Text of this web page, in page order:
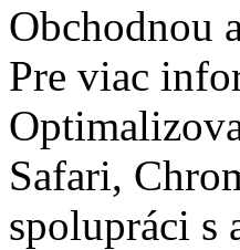
Obchodnou
Pre viac
Safari,
spolupráci s